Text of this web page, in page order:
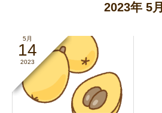
2023年 5月
5月
14
2023